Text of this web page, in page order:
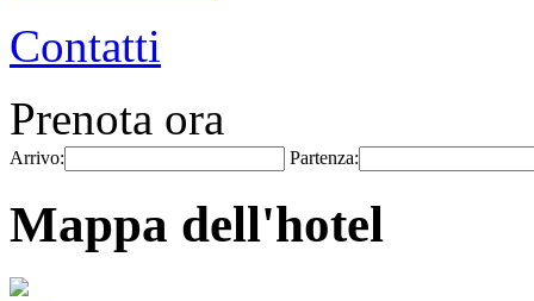
Contatti
Prenota ora
Arrivo: Partenza:
Mappa dell'hotel